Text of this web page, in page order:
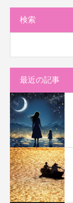
検索
最近の記事